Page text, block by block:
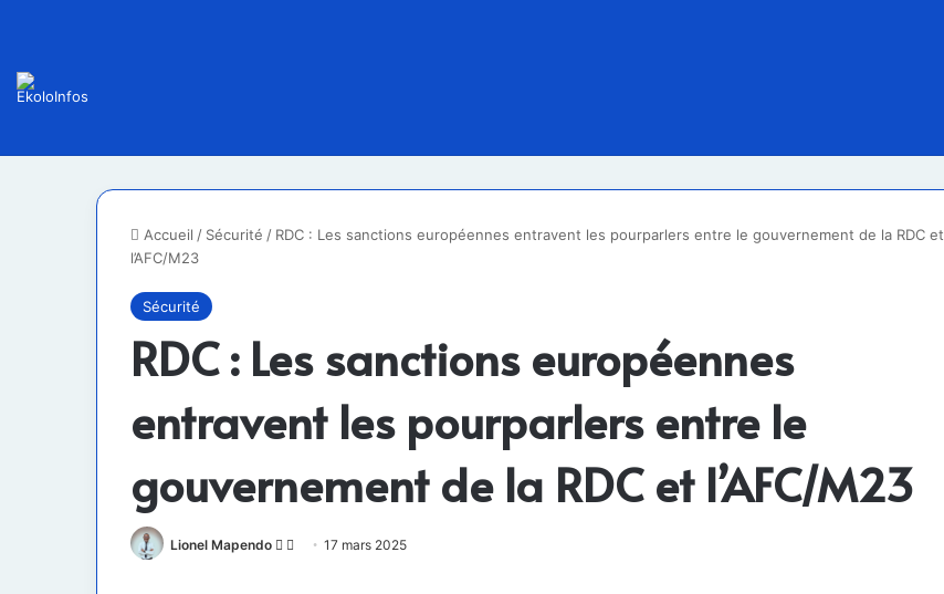
Accueil / Sécurité / RDC : Les sanctions européennes entravent les pourparlers entre le gouvernement de la RDC et
l’AFC/M23
Sécurité
RDC : Les sanctions européennes
entravent les pourparlers entre le
gouvernement de la RDC et l’AFC/M23
Lionel Mapendo
Follow
Envoyer17 mars 2025